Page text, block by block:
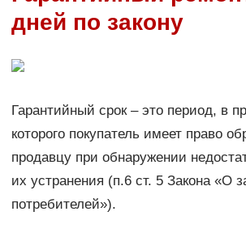
дней по закону
Гарантийный срок – это период, в
которого покупатель имеет право
продавцу при обнаружении
их устранения (п.6 ст. 5 Закона «О
потребителей»).